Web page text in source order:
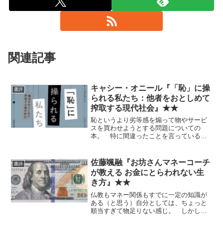
関連記事
書評
キャシー・オニール『「恥」に操
られる私たち：他者をおとしめて
搾取する現代社会』★★
恥というより劣等感を煽って物やサービ
スを買わせようとする問題についての
本。 特に間違ったことを言っていると
押し出されているようにも感じ、少なく
とも投資家の読む本としては...
書評
佐藤颯融『お坊さんマネーコーチ
が教える お金にとらわれない生
き方』★★
仏教もマネー関係もすでに一定の知識が
ある（と思う）自分としては、ちょっと
順当すぎて物足りない感じ。 しかし内